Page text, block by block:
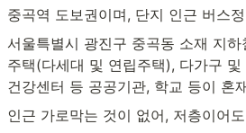
중곡역 도보권이며, 단지 인근 버스
서울특별시 광진구 중곡동 소재 지
주택(다세대 및 연립주택), 다가구
건강센터 등 공공기관, 학교 등이 혼
인근 가로막는 것이 없어, 저층이어